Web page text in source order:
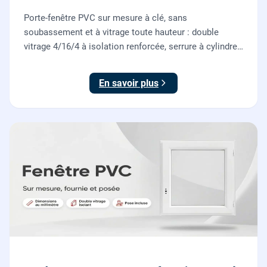
Porte-fenêtre PVC sur mesure à clé, sans
soubassement et à vitrage toute hauteur : double
vitrage 4/16/4 à isolation renforcée, serrure à cylindre
En savoir plus